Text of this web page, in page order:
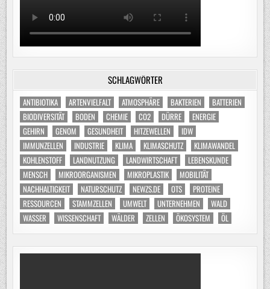
SCHLAGWÖRTER
ANTIBIOTIKA ARTENVIELFALT ATMOSPHÄRE BAKTERIEN
BATTERIEN
BIODIVERSITÄT
BODEN CHEMIE CO2 DÜRRE
ENERGIE
GEHIRN
GENOM GESUNDHEIT HITZEWELLEN
IDW
IMMUNZELLEN
INDUSTRIE KLIMA KLIMASCHUTZ
KLIMAWANDEL
KOHLENSTOFF
LANDNUTZUNG LANDWIRTSCHAFT
LEBENSKUNDE
MENSCH
MIKROORGANISMEN MIKROPLASTIK
MOBILITÄT
NACHHALTIGKEIT
NATURSCHUTZ NEWZS.DE OTS
PROTEINE
RESSOURCEN
STAMMZELLEN UMWELT UNTERNEHMEN
WALD
WASSER
WISSENSCHAFT WÄLDER ZELLEN ÖKOSYSTEM ÖL